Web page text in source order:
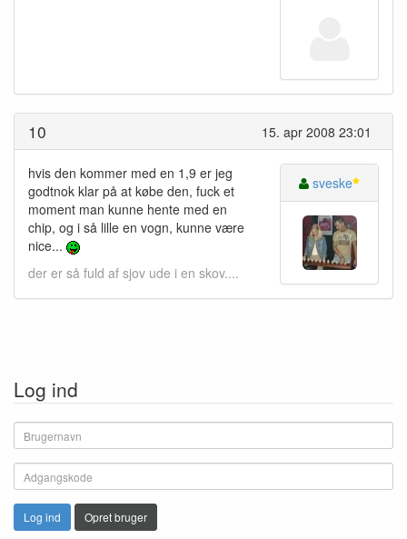
15. apr 2008 23:01
10
hvis den kommer med en 1,9 er jeg
godtnok klar på at købe den, fuck et
moment man kunne hente med en
chip, og i så lille en vogn, kunne være
nice...
der er så fuld af sjov ude i en skov....
sveske
Log ind
Log ind Opret bruger